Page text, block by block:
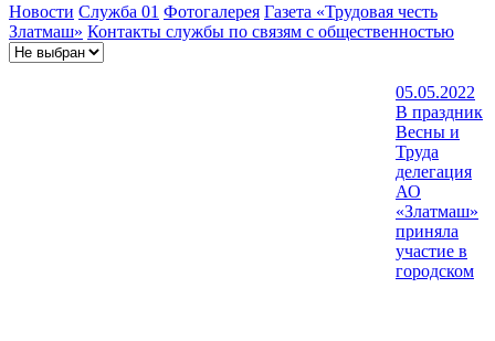
Новости Служба 01 Фотогалерея Газета «Трудовая честь
Златмаш» Контакты службы по связям с общественностью
05.05.2022
В праздник
Весны и
Труда
делегация
АО
«Златмаш»
приняла
участие в
городском